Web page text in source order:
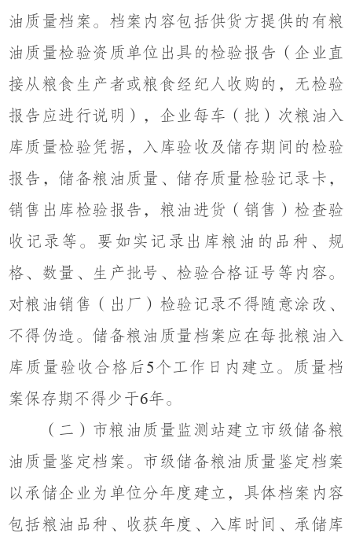
油质量档案。档案内容包括供货方提供的有粮
油 质量检验资质单位 出具的检验报告 （ 企业直
接从粮食生产者或粮食经纪人收购的，无检验
报告 应进行说明 ） ，企业每车 （ 批 ） 次粮油入
库质量检验凭据，入库验收及储存期间的检验
报告，储备粮油质量、储存质量检验记录卡，
销售出库检验报告，粮油进货 （ 销售 ） 检查验
收记录等。要如实记录出库粮油的品种、规
格、数量、生产批号、检验合格证号 等内容。
对粮油销售 （ 出厂 ） 检验记录不得随意涂改、
不得伪造。储备粮油质量档案应在每批粮油入
库质量验收合格后5个工作日内建立。质量档
案保存期不得少于6年。
（ 二） 市粮油质量 监测站建立市级储备粮
油质量鉴定档案。市级储备粮油质量鉴定档案
以承储企业为单位分年度建立，具体档案内容
包括粮油品种、收获年度、入库时间、承储库